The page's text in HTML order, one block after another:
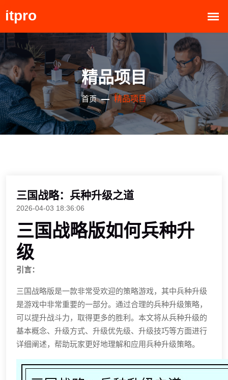
精品项目
首页 精品项目
三国战略：兵种升级之道
2026-04-03 18:36:06
三国战略版如何兵种升
级
引言：
三国战略版是一款非常受欢迎的策略游戏，其中兵种升级
是游戏中非常重要的一部分。通过合理的兵种升级策略，
可以提升战斗力，取得更多的胜利。本文将从兵种升级的
基本概念、升级方式、升级优先级、升级技巧等方面进行
详细阐述，帮助玩家更好地理解和应用兵种升级策略。